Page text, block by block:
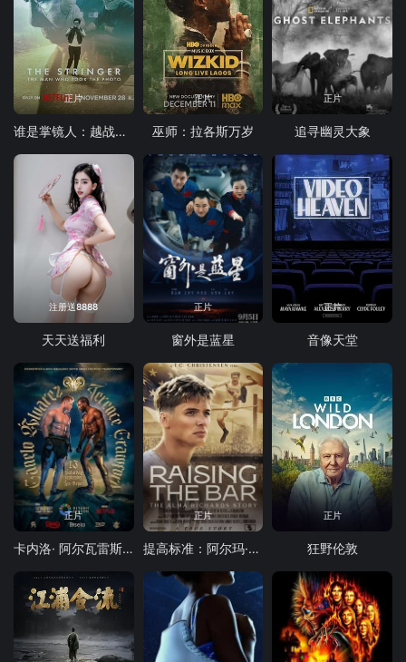
正片
谁是掌镜人：越战经典照片之谜
正片
巫师：拉各斯万岁
正片
追寻幽灵大象
注册送8888
天天送福利
正片
窗外是蓝星
正片
音像天堂
正片
卡内洛· 阿尔瓦雷斯 vs 特伦斯·克劳福德
正片
提高标准：阿尔玛·理查兹的故事
正片
狂野伦敦